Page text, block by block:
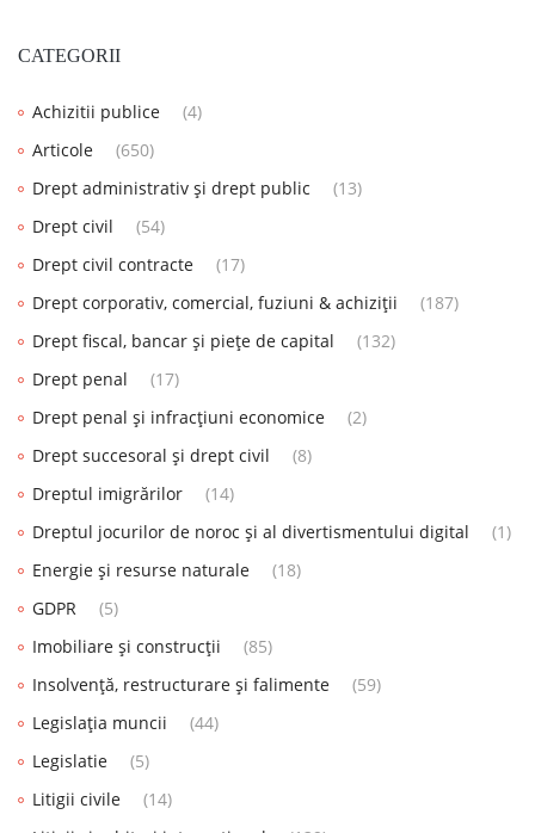
CATEGORII
Achizitii publice
(4)
Articole
(650)
Drept administrativ și drept public
(13)
Drept civil
(54)
Drept civil contracte
(17)
Drept corporativ, comercial, fuziuni & achiziții
(187)
Drept fiscal, bancar și piețe de capital
(132)
Drept penal
(17)
Drept penal și infracțiuni economice
(2)
Drept succesoral și drept civil
(8)
Dreptul imigrărilor
(14)
Dreptul jocurilor de noroc și al divertismentului digital
(1)
Energie și resurse naturale
(18)
GDPR
(5)
Imobiliare și construcții
(85)
Insolvență, restructurare și falimente
(59)
Legislația muncii
(44)
Legislatie
(5)
Litigii civile
(14)